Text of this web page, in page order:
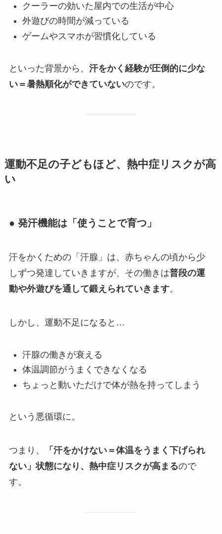
クーラーの効いた屋内での生活が中心
外遊びの時間が減っている
ゲームやスマホが習慣化している
といった背景から、 汗をかく経験が圧倒的に少な
い＝暑熱順化ができていないのです。
運動不足の子どもほど、熱中症リスクが高
い
● 発汗機能は「使うことで育つ」
汗をかくための「汗腺」は、赤ちゃんの頃から少
しずつ発達していきますが、その働きは普段の運
動や外遊びを通して鍛えられていきます。
しかし、運動不足になると…
汗腺の働きが衰える
体温調節がうまくできなくなる
ちょっと動いただけで体が熱を持ってしまう
という悪循環に。
つまり、
「汗をかけない＝体温をうまく下げられ
ない」状態になり、熱中症リスクが高まるので
す。